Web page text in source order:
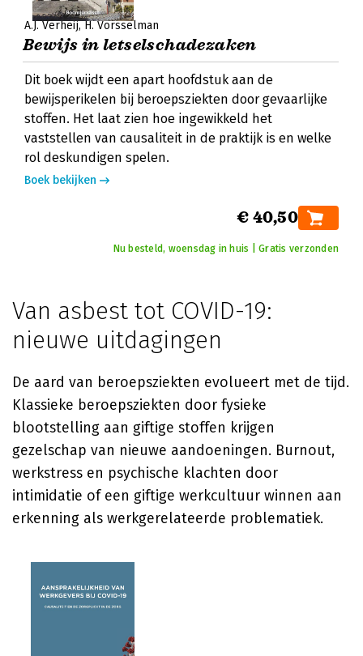
A.J. Verheij H. Vorsselman
Bewijs in letselschadezaken
Dit boek wijdt een apart hoofdstuk aan de
bewijsperikelen bij beroepsziekten door gevaarlijke
stoffen. Het laat zien hoe ingewikkeld het
vaststellen van causaliteit in de praktijk is en welke
rol deskundigen spelen.
Boek bekijken
€ 40,50
Nu besteld, woensdag in huis | Gratis verzonden
Van asbest tot COVID-19:
nieuwe uitdagingen
De aard van beroepsziekten evolueert met de tijd.
Klassieke beroepsziekten door fysieke
blootstelling aan giftige stoffen krijgen
gezelschap van nieuwe aandoeningen. Burnout,
werkstress en psychische klachten door
intimidatie of een giftige werkcultuur winnen aan
erkenning als werkgerelateerde problematiek.